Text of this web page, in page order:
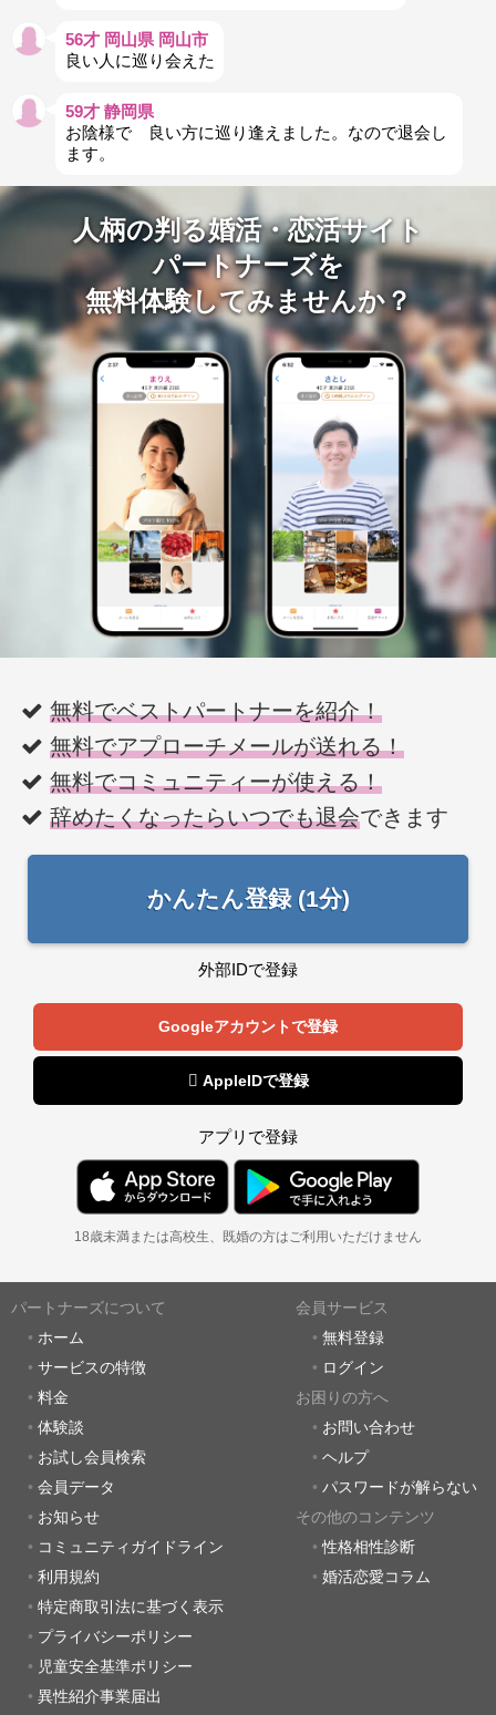
56才 岡山県 岡山市
良い人に巡り会えた
59才 静岡県
お陰様で 良い方に巡り逢えました。なので退会し
ます。
人柄の判る婚活・恋活サイト
パートナーズを
無料体験してみませんか？
無料でベストパートナーを紹介！
無料でアプローチメールが送れる！
無料でコミュニティーが使える！
辞めたくなったらいつでも退会できます
かんたん登録 (1分)
外部IDで登録
Googleアカウントで登録
 AppleIDで登録
アプリで登録
18歳未満または高校生、既婚の方はご利用いただけません
パートナーズについて
ホーム
サービスの特徴
料金
体験談
お試し会員検索
会員データ
お知らせ
コミュニティガイドライン
利用規約
特定商取引法に基づく表示
プライバシーポリシー
児童安全基準ポリシー
異性紹介事業届出
会員サービス
無料登録
ログイン
お困りの方へ
お問い合わせ
ヘルプ
パスワードが解らない
その他のコンテンツ
性格相性診断
婚活恋愛コラム